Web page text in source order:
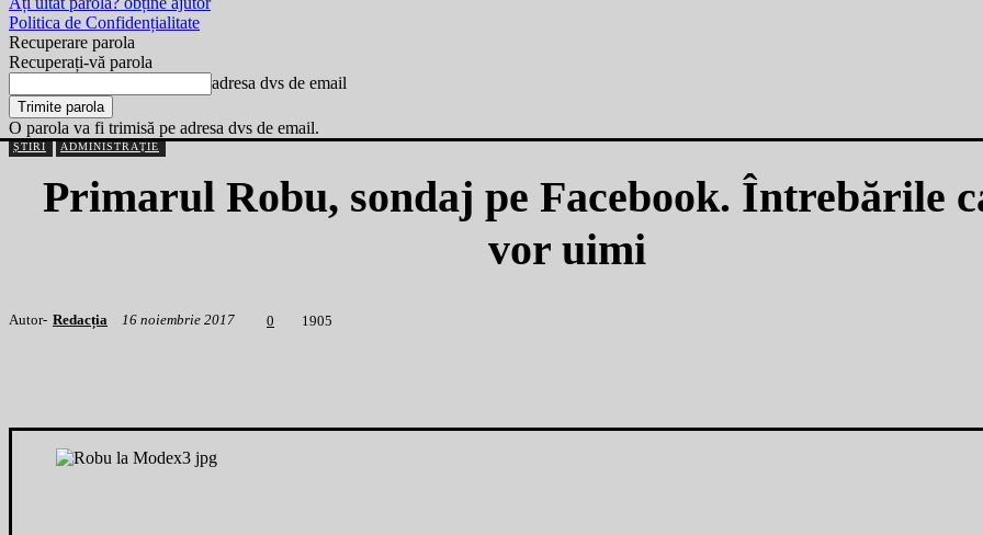
Politica de Confidențialitate
Recuperare parola
Recuperați-vă parola
adresa dvs de email
O parola va fi trimisă pe adresa dvs de email.
ȘTIRI ADMINISTRAȚIE
Primarul Robu, sondaj pe Facebook. Întrebările
vor uimi
Autor- Redacția 16 noiembrie 2017 0 1 905